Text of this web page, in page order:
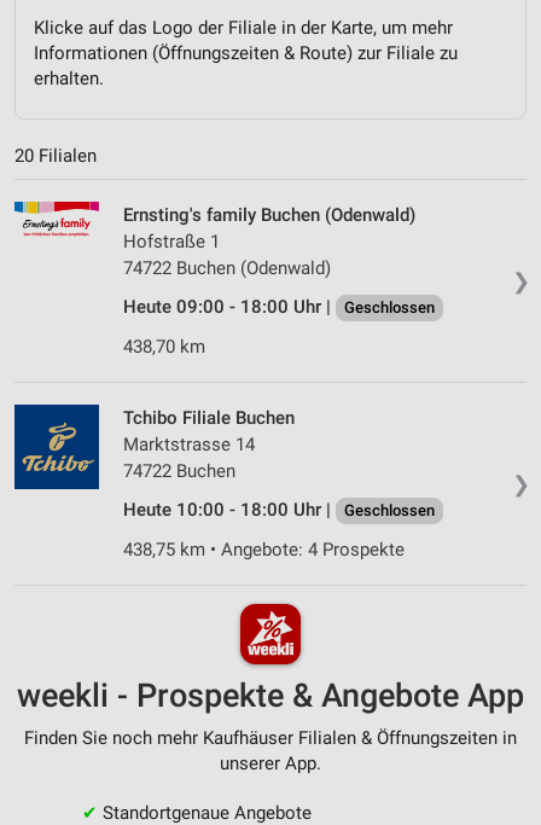
Klicke auf das Logo der Filiale in der Karte, um mehr
Informationen (Öffnungszeiten & Route) zur Filiale zu
erhalten.
20 Filialen
❯
Ernsting's family Buchen (Odenwald)
Hofstraße 1
74722 Buchen (Odenwald)
Heute 09:00 - 18:00 Uhr |
Geschlossen
438,70 km
❯
Tchibo Filiale Buchen
Marktstrasse 14
74722 Buchen
Heute 10:00 - 18:00 Uhr |
Geschlossen
438,75 km • Angebote: 4 Prospekte
weekli - Prospekte & Angebote App
Finden Sie noch mehr Kaufhäuser Filialen & Öffnungszeiten in
unserer App.
✔ Standortgenaue Angebote